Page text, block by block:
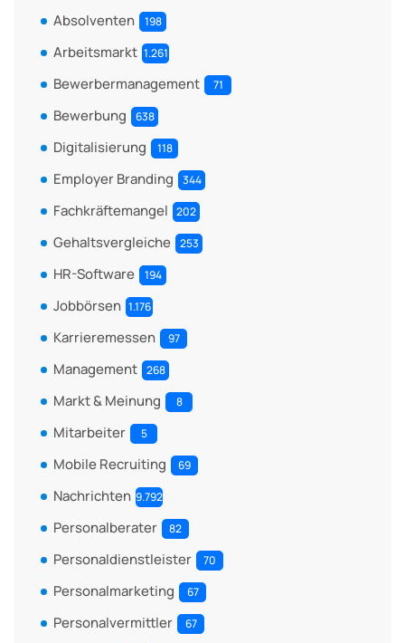
Absolventen 198
Arbeitsmarkt 1.261
Bewerbermanagement 71
Bewerbung 638
Digitalisierung 118
Employer Branding 344
Fachkräftemangel 202
Gehaltsvergleiche 253
HR-Software 194
Jobbörsen 1.176
Karrieremessen 97
Management 268
Markt & Meinung 8
Mitarbeiter 5
Mobile Recruiting 69
Nachrichten 9.792
Personalberater 82
Personaldienstleister 70
Personalmarketing 67
Personalvermittler 67